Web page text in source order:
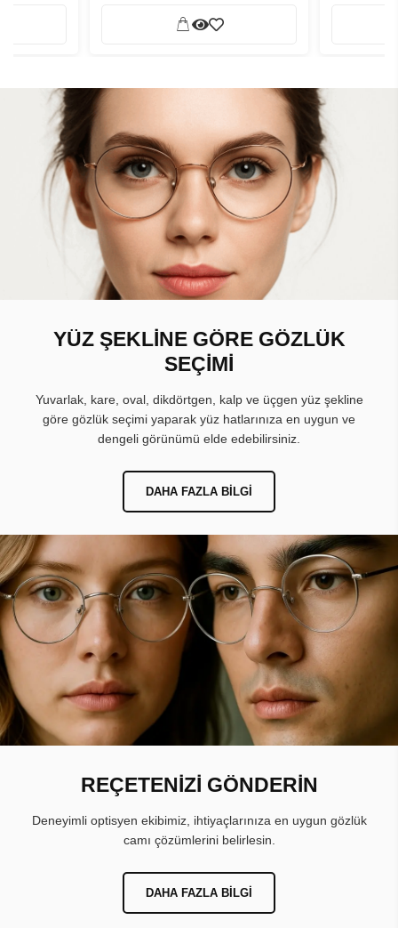
YÜZ ŞEKLİNE GÖRE GÖZLÜK
SEÇİMİ
Yuvarlak, kare, oval, dikdörtgen, kalp ve üçgen yüz şekline
göre gözlük seçimi yaparak yüz hatlarınıza en uygun ve
dengeli görünümü elde edebilirsiniz.
DAHA FAZLA BILGI
REÇETENİZİ GÖNDERİN
Deneyimli optisyen ekibimiz, ihtiyaçlarınıza en uygun gözlük
camı çözümlerini belirlesin.
DAHA FAZLA BILGI